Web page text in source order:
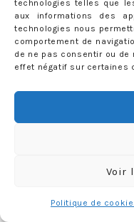
technologies telles que
aux informations des
technologies nous
comportement de
de ne pas consentir ou
effet négatif sur certaines
Voir
Politique de
année ? Merci